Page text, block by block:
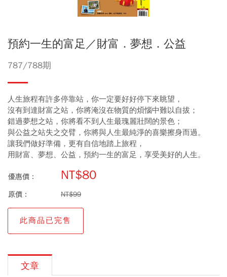
預約一生的富足／財富．夢想．公益
787/788期
人生旅程有許多停靠站，你一定要好好停下來眺望，
沒有到達財富之站，你將淹沒在物質的煩惱中難以自拔；
錯過夢想之站，你將看不到人生最瑰麗壯闊的景色；
與公益之站失之交臂，你將與人生最純淨的喜樂擦身而過。
讓我們做好準備，更有自信地踏上旅程，
用財富、夢想、公益，預約一生的富足，享受美好的人生。
優惠價： NT$80
原價： NT$99
此商品已完售
文章